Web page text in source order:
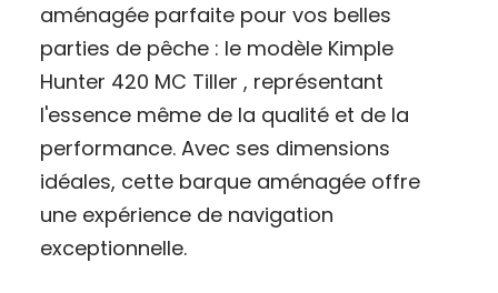
aménagée parfaite pour vos belles
parties de pêche : le modèle Kimple
Hunter 420 MC Tiller , représentant
l'essence même de la qualité et de la
performance. Avec ses dimensions
idéales, cette barque aménagée offre
une expérience de navigation
exceptionnelle.